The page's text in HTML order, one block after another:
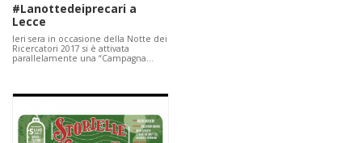
#Lanottedeiprecari a
Lecce
Ieri sera in occasione della Notte dei
Ricercatori 2017 si è attivata
parallelamente una “Campagna…